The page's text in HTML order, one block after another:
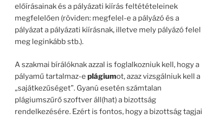
előírásainak és a pályázati kiírás feltétételeinek
megfelelően (röviden: megfelel-e a pályázó és a
pályázat a pályázati kiírásnak, illetve mely pályázó felel
meg leginkább stb.).
A szakmai bírálóknak azzal is foglalkozniuk kell, hogy a
pályamű tartalmaz-e plágiumot, azaz vizsgálniuk kell a
„sajátkezűséget”. Gyanú esetén számtalan
plágiumszűrő szoftver áll(hat) a bizottság
rendelkezésére. Ezért is fontos, hogy a bizottság tagjai